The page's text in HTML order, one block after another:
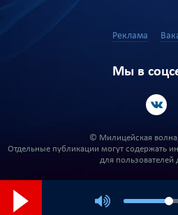
Реклама
Мы в
© Милицейская
Отдельные публикации могут содержать
для пользователей